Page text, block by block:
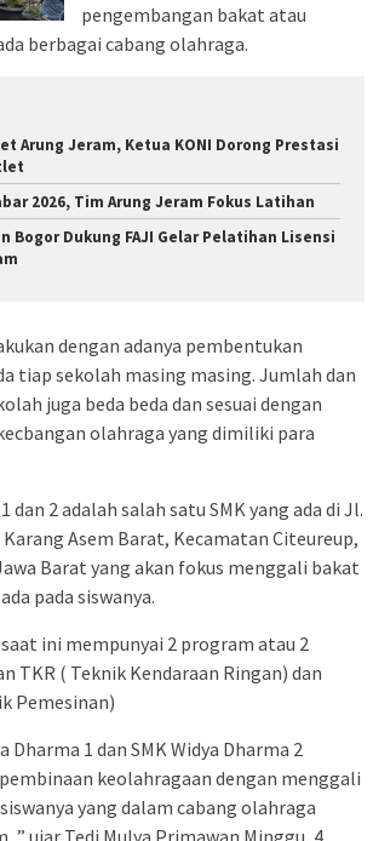
pengembangan bakat atau
berbagai cabang olahraga.
Arung Jeram, Ketua KONI Dorong Prestasi
2026, Tim Arung Jeram Fokus Latihan
Bogor Dukung FAJI Gelar Pelatihan Lisensi
dengan adanya pembentukan
tiap sekolah masing masing. Jumlah dan
juga beda beda dan sesuai dengan
olahraga yang dimiliki para
dan 2 adalah salah satu SMK yang ada di Jl.
Karang Asem Barat, Kecamatan Citeureup,
Barat yang akan fokus menggali bakat
pada siswanya.
saat ini mempunyai 2 program atau 2
TKR ( Teknik Kendaraan Ringan) dan
Pemesinan)
Dharma 1 dan SMK Widya Dharma 2
keolahragaan dengan menggali
yang dalam cabang olahraga
” ujar Tedi Mulya Primawan Minggu, 4